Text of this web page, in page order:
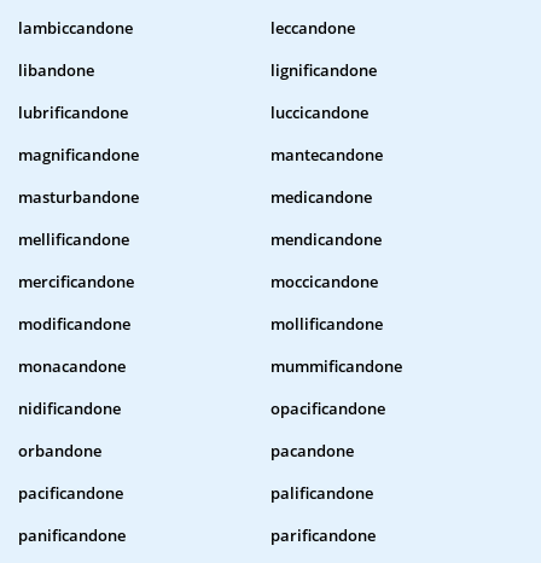
lambiccandone
leccandone
libandone
lignificandone
lubrificandone
luccicandone
magnificandone
mantecandone
masturbandone
medicandone
mellificandone
mendicandone
mercificandone
moccicandone
modificandone
mollificandone
monacandone
mummificandone
nidificandone
opacificandone
orbandone
pacandone
pacificandone
palificandone
panificandone
parificandone